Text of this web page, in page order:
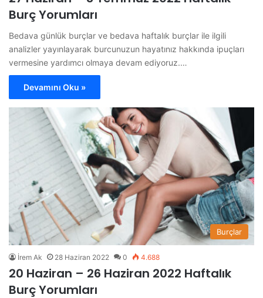
Burç Yorumları
Bedava günlük burçlar ve bedava haftalık burçlar ile ilgili
analizler yayınlayarak burcunuzun hayatınız hakkında ipuçları
vermesine yardımcı olmaya devam ediyoruz.…
Devamını Oku »
Burçlar
İrem Ak 28 Haziran 2022 0 4.688
20 Haziran – 26 Haziran 2022 Haftalık
Burç Yorumları